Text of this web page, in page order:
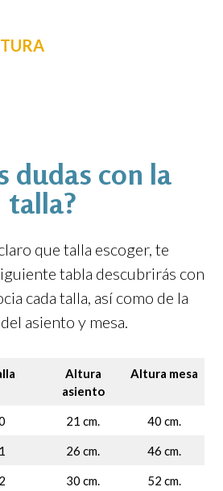
dudas con la
talla?
que talla escoger, te
tabla descubrirás con
cada talla, así como de la
asiento y mesa.
Altura
asiento
Altura mesa
21 cm. 40 cm.
1 26 cm. 46 cm.
2 30 cm. 52 cm.